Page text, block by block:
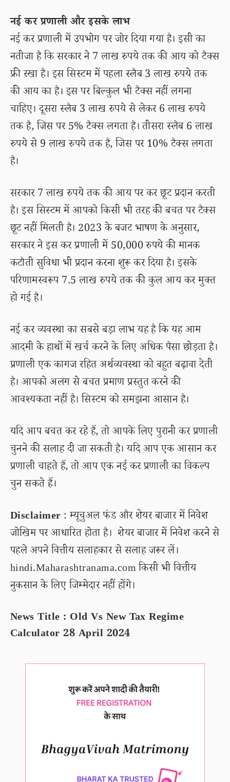
नई कर प्रणाली और इसके लाभ
नई कर प्रणाली में उपभोग पर जोर दिया गया है। इसी का
नतीजा है कि सरकार ने 7 लाख रुपये तक की आय को टैक्स
फ्री रखा है। इस सिस्टम में पहला स्लैब 3 लाख रुपये तक
की आय का है। इस पर बिल्कुल भी टैक्स नहीं लगना
चाहिए। दूसरा स्लैब 3 लाख रुपये से लेकर 6 लाख रुपये
तक है, जिस पर 5% टैक्स लगता है। तीसरा स्लैब 6 लाख
रुपये से 9 लाख रुपये तक है, जिस पर 10% टैक्स लगता
है।
सरकार 7 लाख रुपये तक की आय पर कर छूट प्रदान करती
है। इस सिस्टम में आपको किसी भी तरह की बचत पर टैक्स
छूट नहीं मिलती है। 2023 के बजट भाषण के अनुसार,
सरकार ने इस कर प्रणाली में 50,000 रुपये की मानक
कटौती सुविधा भी प्रदान करना शुरू कर दिया है। इसके
परिणामस्वरूप 7.5 लाख रुपये तक की कुल आय कर मुक्त
हो गई है।
नई कर व्यवस्था का सबसे बड़ा लाभ यह है कि यह आम
आदमी के हाथों में खर्च करने के लिए अधिक पैसा छोड़ता है।
प्रणाली एक कागज रहित अर्थव्यवस्था को बहुत बढ़ावा देती
है। आपको अलग से बचत प्रमाण प्रस्तुत करने की
आवश्यकता नहीं है। सिस्टम को समझना आसान है।
यदि आप बचत कर रहे हैं, तो आपके लिए पुरानी कर प्रणाली
चुनने की सलाह दी जा सकती है। यदि आप एक आसान कर
प्रणाली चाहते हैं, तो आप एक नई कर प्रणाली का विकल्प
चुन सकते हैं।
Disclaimer : म्यूचुअल फंड और शेयर बाजार में निवेश
जोखिम पर आधारित होता है। शेयर बाजार में निवेश करने से
पहले अपने वित्तीय सलाहकार से सलाह जरूर लें।
hindi.Maharashtranama.com किसी भी वित्तीय
नुकसान के लिए जिम्मेदार नहीं होंगे।
News Title : Old Vs New Tax Regime
Calculator 28 April 2024